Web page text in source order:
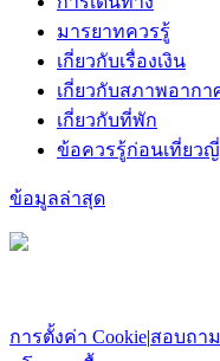
มารยาทควรรู้
เกี่ยวกับเรื่องเงิน
เกี่ยวกับสภาพอากา
เกี่ยวกับที่พัก
ข้อควรรู้ก่อนเที่ยว
ข้อมูลล่าสุด
การตั้งค่า Cookie|สอบถา